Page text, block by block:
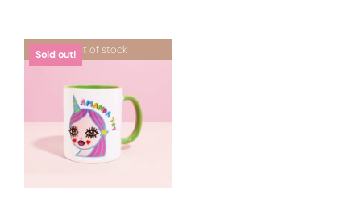
Out of stock
Sold out!
DETTAGLI